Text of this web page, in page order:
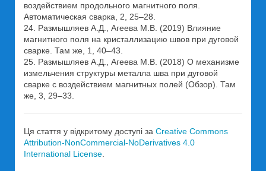
воздействием продольного магнитного поля.
Автоматическая сварка, 2, 25–28.
24. Размышляев А.Д., Агеева М.В. (2019) Влияние
магнитного поля на кристаллизацию швов при дуговой
сварке. Там же, 1, 40–43.
25. Размышляев А.Д., Агеева М.В. (2018) О механизме
измельчения структуры металла шва при дуговой
сварке с воздействием магнитных полей (Обзор). Там
же, 3, 29–33.
Ця стаття у відкритому доступі за Creative Commons
Attribution-NonCommercial-NoDerivatives 4.0
International License